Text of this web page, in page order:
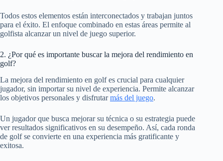
Todos estos elementos están interconectados y trabajan juntos
para el éxito. El enfoque combinado en estas áreas permite al
golfista alcanzar un nivel de juego superior.
2. ¿Por qué es importante buscar la mejora del rendimiento en
golf?
La mejora del rendimiento en golf es crucial para cualquier
jugador, sin importar su nivel de experiencia. Permite alcanzar
los objetivos personales y disfrutarmás del juego.
Un jugador que busca mejorar su técnica o su estrategia puede
ver resultados significativos en su desempeño. Así, cada ronda
de golf se convierte en una experiencia más gratificante y
exitosa.